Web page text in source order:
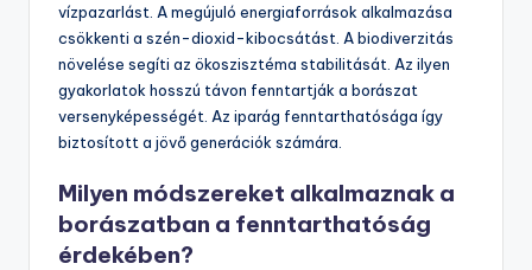
vízpazarlást. A megújuló energiaforrások alkalmazása
csökkenti a szén-dioxid-kibocsátást. A biodiverzitás
növelése segíti az ökoszisztéma stabilitását. Az ilyen
gyakorlatok hosszú távon fenntartják a borászat
versenyképességét. Az iparág fenntarthatósága így
biztosított a jövő generációk számára.
Milyen módszereket alkalmaznak a
borászatban a fenntarthatóság
érdekében?